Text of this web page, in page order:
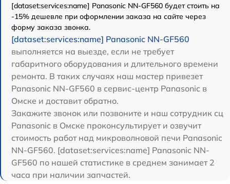
[dataset:services:name] Panasonic NN-GF560 будет стоить на
-15% дешевле при оформлении заказа на сайте через
форму заказа звонка.
[dataset:services:name] Panasonic NN-GF560
выполняется на выезде, если не требует
габаритного оборудования и длительного времени
ремонта. В таких случаях наш мастер привезет
Panasonic NN-GF560 в сервис-центр Panasonic в
Омске и доставит обратно.
Закажите звонок или позвоните и наш сотрудник сц
Panasonic в Омске проконсультирует и озвучит
стоимость работ над микроволновой печи Panasonic
NN-GF560. [dataset:services:name] Panasonic NN-
GF560 по нашей статистике в среднем занимает 2
часа при наличии запчастей.